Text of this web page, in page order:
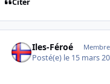
Citer
Iles-Féroé
Posté(e) le 15 mars